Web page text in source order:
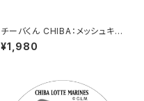
チーバくん CHIBA：メッシュキャ
ップ（ブラック）
¥1,980